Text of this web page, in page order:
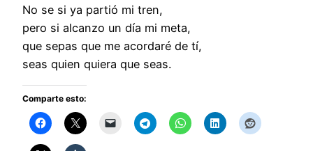
No se si ya partió mi tren,
pero si alcanzo un día mi meta,
que sepas que me acordaré de tí,
seas quien quiera que seas.
Comparte esto: